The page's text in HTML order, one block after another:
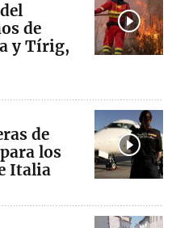
de
y Tírig,
de
los
Italia